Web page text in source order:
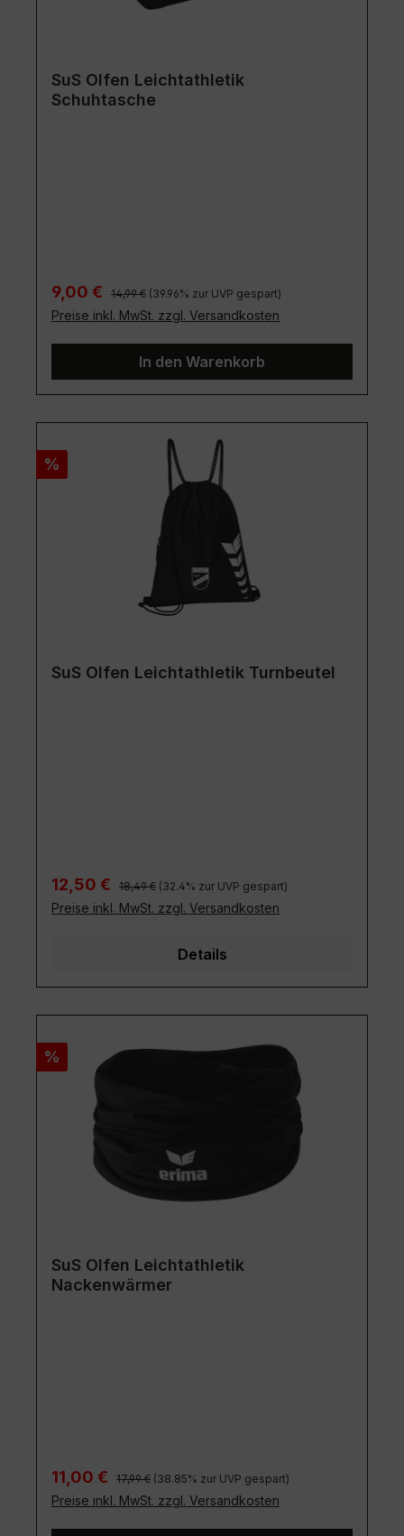
SuS Olfen Leichtathletik
Schuhtasche
Verkaufspreis:
9,00 € Regulärer Preis:
14,99 € (39.96% zur UVP gespart)
Preise inkl. MwSt. zzgl. Versandkosten
In den Warenkorb
Rabatt
%
SuS Olfen Leichtathletik Turnbeutel
Verkaufspreis:
12,50 € Regulärer Preis:
18,49 € (32.4% zur UVP gespart)
Preise inkl. MwSt. zzgl. Versandkosten
Details
Rabatt
%
SuS Olfen Leichtathletik
Nackenwärmer
Verkaufspreis:
11,00 € Regulärer Preis:
17,99 € (38.85% zur UVP gespart)
Preise inkl. MwSt. zzgl. Versandkosten